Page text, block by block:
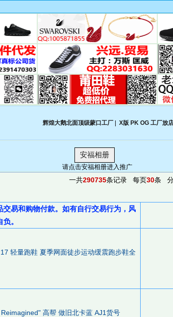
辉煌大鹅北面顶级蒙口工厂| X版 PK OG 工厂放
安福相册
请点击安福相册进入推广
一共290735条记录 每页30条
易和购物付款。如有自行交易行为，风
负。
轻量跑鞋 夏季网面徒步运动缓震跑步鞋全
高帮 做旧北卡蓝 AJ1货号